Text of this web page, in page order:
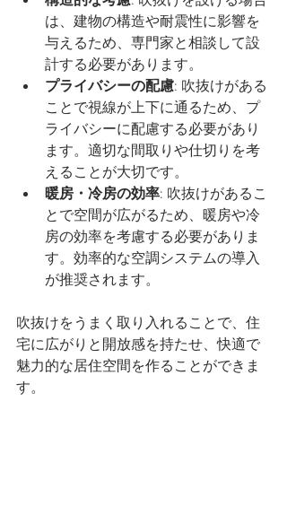
は、建物の構造や耐震性に影響を
与えるため、専門家と相談して設
計する必要があります。
プライバシーの配慮: 吹抜けがある
ことで視線が上下に通るため、プ
ライバシーに配慮する必要があり
ます。適切な間取りや仕切りを考
えることが大切です。
暖房・冷房の効率: 吹抜けがあるこ
とで空間が広がるため、暖房や冷
房の効率を考慮する必要がありま
す。効率的な空調システムの導入
が推奨されます。
吹抜けをうまく取り入れることで、住
宅に広がりと開放感を持たせ、快適で
魅力的な居住空間を作ることができま
す。